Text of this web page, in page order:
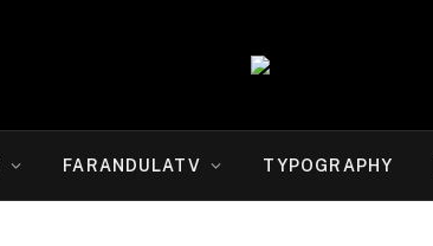
FARANDULATV TYPOGRAPHY